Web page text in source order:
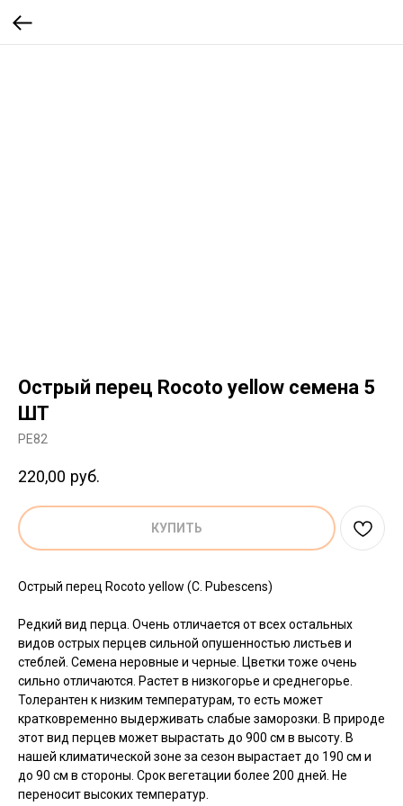
Острый перец Rocoto yellow семена 5
ШТ
PE82
220,00 руб.
КУПИТЬ
Острый перец Rocoto yellow (C. Pubescens)
Редкий вид перца. Очень отличается от всех остальных
видов острых перцев сильной опушенностью листьев и
стеблей. Семена неровные и черные. Цветки тоже очень
сильно отличаются. Растет в низкогорье и среднегорье.
Толерантен к низким температурам, то есть может
кратковременно выдерживать слабые заморозки. В природе
этот вид перцев может вырастать до 900 см в высоту. В
нашей климатической зоне за сезон вырастает до 190 см и
до 90 см в стороны. Срок вегетации более 200 дней. Не
переносит высоких температур.